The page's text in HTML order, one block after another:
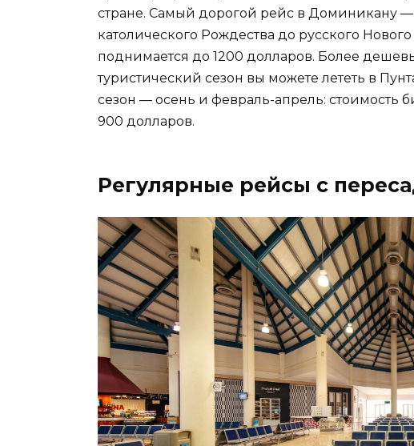
стране. Самый дорогой рейс в Доминикану
католического Рождества до русского
поднимается до 1200 долларов. Более
туристический сезон вы можете лететь в
сезон — осень и февраль-апрель: стоимость
900 долларов.
Регулярные рейсы с